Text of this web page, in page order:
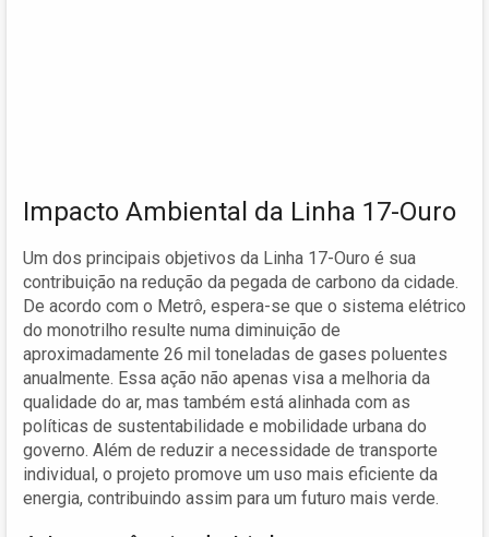
Impacto Ambiental da Linha 17-Ouro
Um dos principais objetivos da Linha 17-Ouro é sua
contribuição na redução da pegada de carbono da cidade.
De acordo com o Metrô, espera-se que o sistema elétrico
do monotrilho resulte numa diminuição de
aproximadamente 26 mil toneladas de gases poluentes
anualmente. Essa ação não apenas visa a melhoria da
qualidade do ar, mas também está alinhada com as
políticas de sustentabilidade e mobilidade urbana do
governo. Além de reduzir a necessidade de transporte
individual, o projeto promove um uso mais eficiente da
energia, contribuindo assim para um futuro mais verde.